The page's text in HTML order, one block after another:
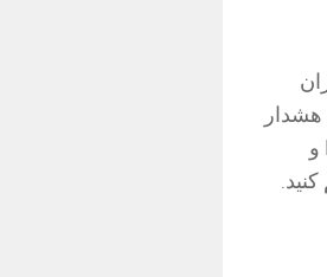
هشدار
، هشدار به یک فید RSS و